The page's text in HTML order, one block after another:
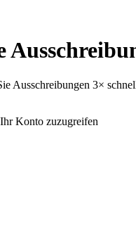
Ausschreibungen 3×
Konto zuzugreifen